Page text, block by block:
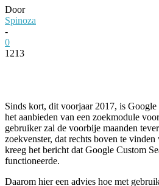
Door
Spinoza
-
0
1213
Sinds kort, dit voorjaar 2017, is Google
het aanbieden van een zoekmodule
gebruiker zal de voorbije maanden
zoekvenster, dat rechts boven te
kreeg het bericht dat Google Custom
functioneerde.
Daarom hier een advies hoe met